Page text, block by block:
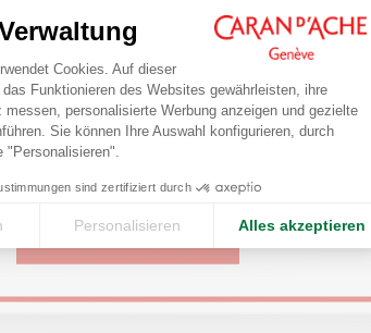
Cookies. Auf dieser
Funktionieren des Websites gewährleisten, ihre
messen, personalisierte Werbung anzeigen und gezielte
Sie können Ihre Auswahl konfigurieren, durch
"Personalisieren".
sind zertifiziert durch
Personalisieren Alles akzeptieren
Axeptio consent
Are you in the right e-boutique?
shipping country before placing an order.